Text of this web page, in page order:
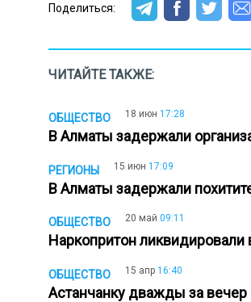
Поделиться:
ЧИТАЙТЕ ТАКЖЕ:
ОБЩЕСТВО 18 июн 17:28
В Алматы задержали
РЕГИОНЫ 15 июн 17:09
В Алматы задержали
ОБЩЕСТВО 20 май 09:11
Наркопритон ликвидировали
ОБЩЕСТВО 15 апр 16:40
Астанчанку дважды за